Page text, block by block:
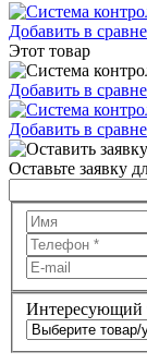
Добавить в
Этот товар
Добавить в
Добавить в
Оставьте заявку
Интересующий